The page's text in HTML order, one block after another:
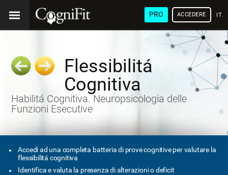
PRO ACCEDERE
Flessibilitá
Cognitiva
Habilitá Cognitiva. Neuropsicologia delle
Funzioni Esecutive
Accedi ad una completa batteria di prove cognitive per valutare la
flessibilitá cognitiva
Identifica e valuta la presenza di alterazioni o deficit